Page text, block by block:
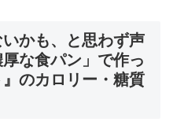
いかも、と思わず声
な食パン」で作っ
のカロリー・糖質